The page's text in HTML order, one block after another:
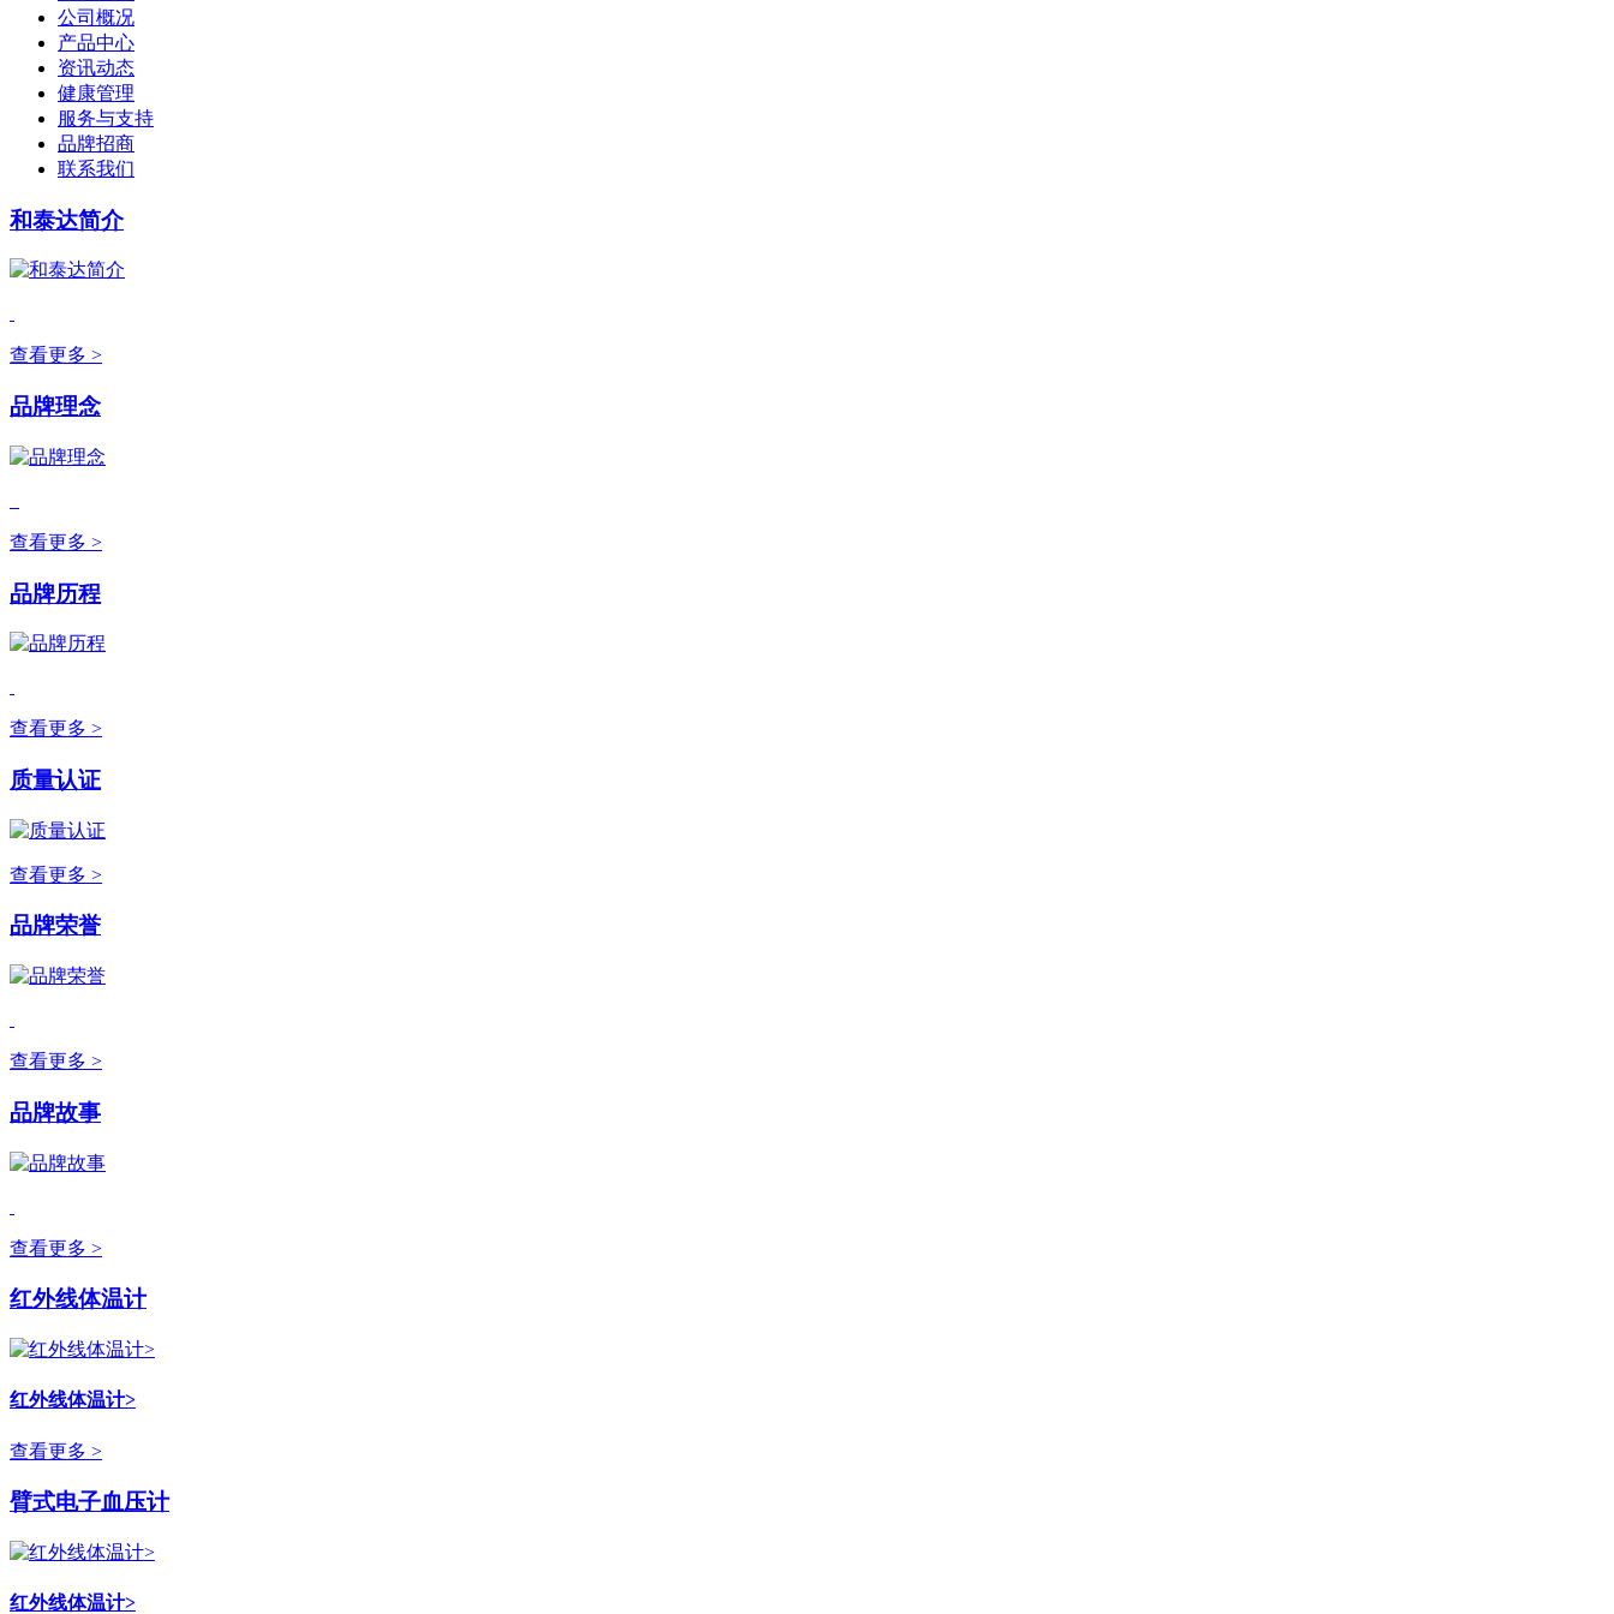
公司概况
产品中心
资讯动态
健康管理
服务与支持
品牌招商
联系我们
和泰达简介
查看更多 >
品牌理念
查看更多 >
品牌历程
查看更多 >
质量认证
查看更多 >
品牌荣誉
查看更多 >
品牌故事
查看更多 >
红外线体温计
红外线体温计>
查看更多 >
臂式电子血压计
红外线体温计>